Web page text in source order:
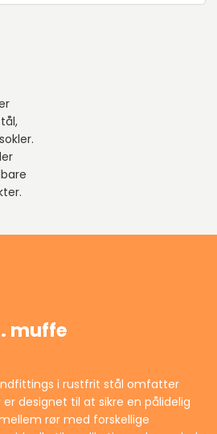
muffe
i rustfrit stål omfatter
designet til at sikre en pålidelig
rør med forskellige